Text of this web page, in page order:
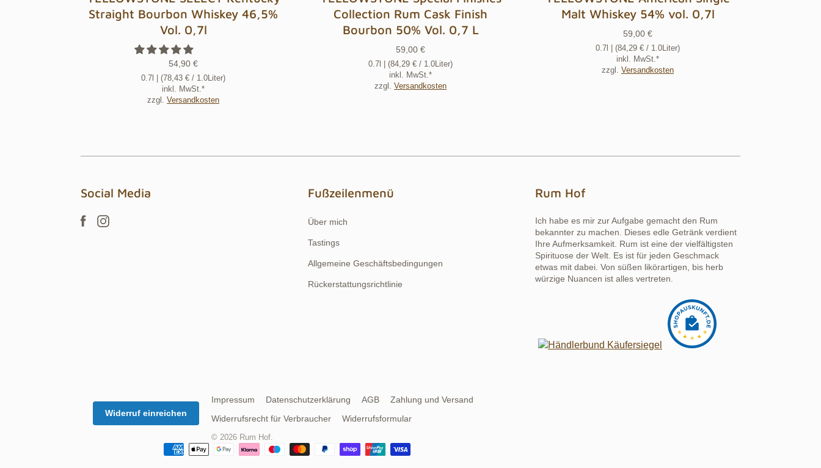
Straight Bourbon Whiskey 46,5%
Vol. 0,7l
54,90 €
0.7l | (78,43 € / 1.0Liter)
inkl. MwSt.*
zzgl. Versandkosten
Collection Rum Cask Finish
Bourbon 50% Vol. 0,7 L
59,00 €
0.7l | (84,29 € / 1.0Liter)
inkl. MwSt.*
zzgl. Versandkosten
Malt Whiskey 54% vol. 0,7l
59,00 €
0.7l | (84,29 € / 1.0Liter)
inkl. MwSt.*
zzgl. Versandkosten
Social Media Fußzeilenmenü
Über mich
Tastings
Allgemeine Geschäftsbedingungen
Rückerstattungsrichtlinie
Rum Hof
Ich habe es mir zur Aufgabe gemacht den Rum
bekannter zu machen. Dieses edle Getränk verdient
Ihre Aufmerksamkeit. Rum ist eine der vielfältigsten
Spirituose der Welt. Es ist für jeden Geschmack
etwas mit dabei. Von süßen likörartigen, bis herb
würzige Nuancen ist alles vertreten.
Widerruf einreichen
Impressum Datenschutzerklärung AGB
Zahlung und Versand
Widerrufsrecht für Verbraucher
Widerrufsformular
© 2026 Rum Hof.